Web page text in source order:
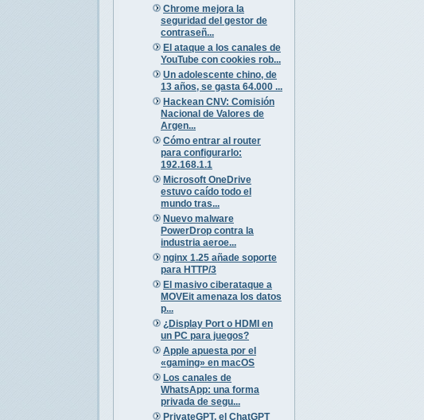
Chrome mejora la
seguridad del gestor de
contraseñ...
El ataque a los canales de
YouTube con cookies rob...
Un adolescente chino, de
13 años, se gasta 64.000 ...
Hackean CNV: Comisión
Nacional de Valores de
Argen...
Cómo entrar al router
para configurarlo:
192.168.1.1
Microsoft OneDrive
estuvo caído todo el
mundo tras...
Nuevo malware
PowerDrop contra la
industria aeroe...
nginx 1.25 añade soporte
para HTTP/3
El masivo ciberataque a
MOVEit amenaza los datos
p...
¿Display Port o HDMI en
un PC para juegos?
Apple apuesta por el
«gaming» en macOS
Los canales de
WhatsApp: una forma
privada de segu...
PrivateGPT, el ChatGPT